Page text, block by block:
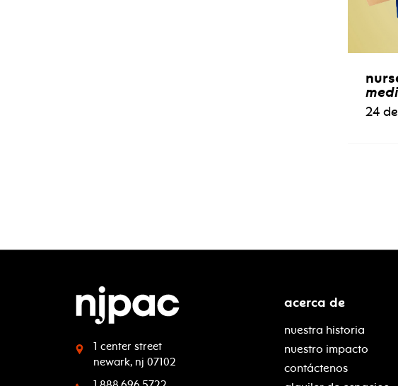
24
1 center street
newark, nj 07102
acerca de
nuestra historia
nuestro impacto
contáctenos